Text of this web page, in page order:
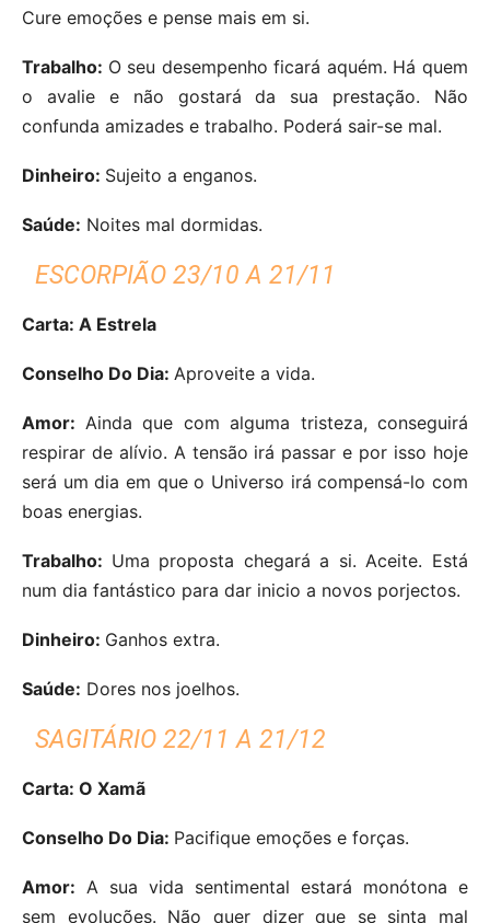
Cure emoções e pense mais em si.
Trabalho: O seu desempenho ficará aquém. Há quem
o avalie e não gostará da sua prestação. Não
confunda amizades e trabalho. Poderá sair-se mal.
Dinheiro: Sujeito a enganos.
Saúde: Noites mal dormidas.
ESCORPIÃO 23/10 A 21/11
Carta: A Estrela
Conselho Do Dia: Aproveite a vida.
Amor: Ainda que com alguma tristeza, conseguirá
respirar de alívio. A tensão irá passar e por isso hoje
será um dia em que o Universo irá compensá-lo com
boas energias.
Trabalho: Uma proposta chegará a si. Aceite. Está
num dia fantástico para dar inicio a novos porjectos.
Dinheiro: Ganhos extra.
Saúde: Dores nos joelhos.
SAGITÁRIO 22/11 A 21/12
Carta: O Xamã
Conselho Do Dia: Pacifique emoções e forças.
Amor: A sua vida sentimental estará monótona e
sem evoluções. Não quer dizer que se sinta mal